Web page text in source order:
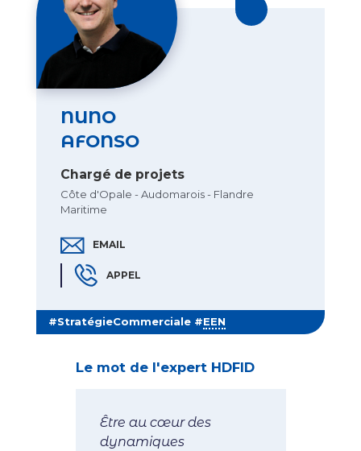
Linkedin
NUNO
AFONSO
Chargé de projets
Côte d'Opale - Audomarois - Flandre
Maritime
EMAIL NUNO AFONSO
EMAIL
TÉLÉPHONE NUNO AFONSO
APPEL
#StratégieCommerciale #EEN
Le mot de l'expert HDFID, {{
Être au cœur des
dynamiques